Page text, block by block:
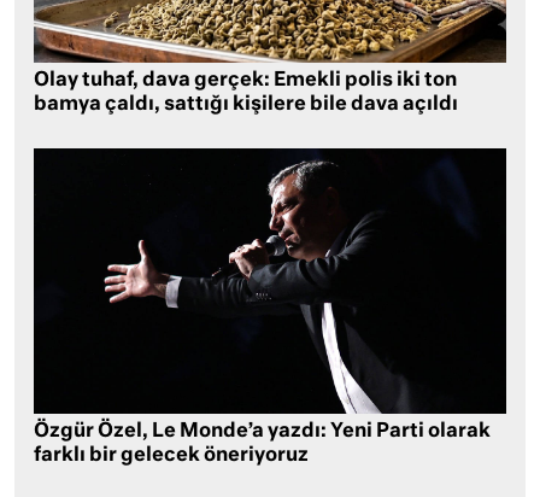
Olay tuhaf, dava gerçek: Emekli polis iki ton
bamya çaldı, sattığı kişilere bile dava açıldı
Özgür Özel, Le Monde’a yazdı: Yeni Parti olarak
farklı bir gelecek öneriyoruz